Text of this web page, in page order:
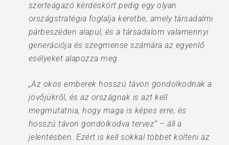
szerteágazó kérdéskört pedig egy olyan
országstratégia foglalja keretbe, amely társadalmi
párbeszéden alapul, és a társadalom valamennyi
generációja és szegmense számára az egyenlő
esélyeket alapozza meg.
„Az okos emberek hosszú távon gondolkodnak a
jövőjükről, és az országnak is azt kell
megmutatnia, hogy maga is képes erre, és
hosszú távon gondolkodva tervez” – áll a
jelentésben. Ezért is kell sokkal többet költeni az